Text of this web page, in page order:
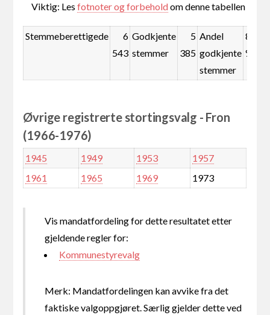
Viktig: Lesfotnoter og forbeholdom denne tabellen
Stemmeberettigede
6
543
Godkjente
stemmer
5
385
Andel
godkjente
stemmer
82,3
%
Øvrige registrerte stortingsvalg - Fron
(1966-1976)
1945 1949 1953
1957
1961
1965 1969 1973
Vis mandatfordeling for dette resultatet etter
gjeldende regler for:
Kommunestyrevalg
Merk: Mandatfordelingen kan avvike fra det
faktiske valgoppgjøret. Særlig gjelder dette ved